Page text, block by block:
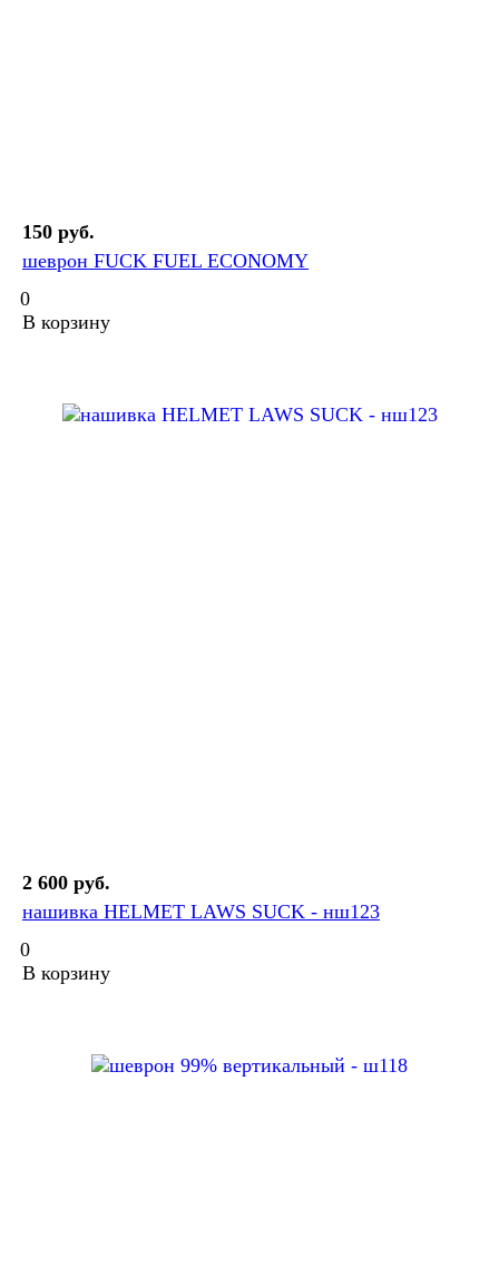
150 руб.
шеврон FUCK FUEL ECONOMY
0
В корзину
2 600 руб.
нашивка HELMET LAWS SUCK - нш123
0
В корзину